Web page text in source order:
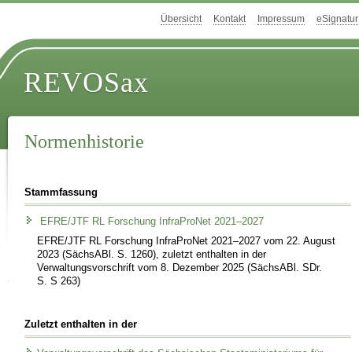
Übersicht Kontakt Impressum eSignatur
REVOSax
Normenhistorie
Stammfassung
EFRE/JTF RL Forschung InfraProNet 2021–2027
EFRE/JTF RL Forschung InfraProNet 2021–2027 vom 22. August
2023 (SächsABl. S. 1260), zuletzt enthalten in der
Verwaltungsvorschrift vom 8. Dezember 2025 (SächsABl. SDr.
S. S 263)
Zuletzt enthalten in der